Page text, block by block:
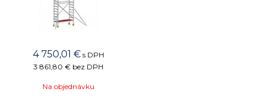
4 750,01 € s DPH
3 861,80 € bez DPH
Na objednávku